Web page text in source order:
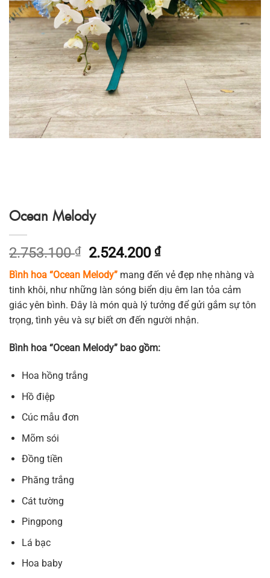
Ocean Melody
2.753.100₫
Giá
gốc
là:
2.753.100 ₫.
2.524.200₫Giá
hiện
tại
là:
2.524.200 ₫.
Bình hoa “Ocean Melody” mang đến vẻ đẹp nhẹ nhàng và
tinh khôi, như những làn sóng biển dịu êm lan tỏa cảm
giác yên bình. Đây là món quà lý tưởng để gửi gắm sự tôn
trọng, tình yêu và sự biết ơn đến người nhận.
Bình hoa “Ocean Melody” bao gồm:
Hoa hồng trắng
Hồ điệp
Cúc mẫu đơn
Mõm sói
Đồng tiền
Phăng trắng
Cát tường
Pingpong
Lá bạc
Hoa baby